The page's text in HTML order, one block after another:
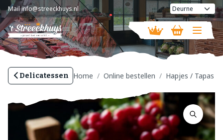
Mailinfo@streeckhuys.nl
Vandaag geopend van08:30 - 18:00
Delicatessen Home Online bestellen Hapjes / Tapas